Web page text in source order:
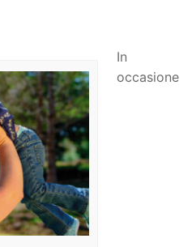
In
occasione